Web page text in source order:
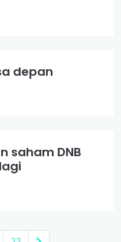
depan
saham DNB